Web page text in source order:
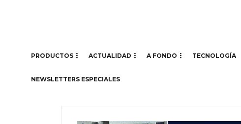
PRODUCTOS ACTUALIDAD A FONDO TECNOLOGÍA
NEWSLETTERS ESPECIALES